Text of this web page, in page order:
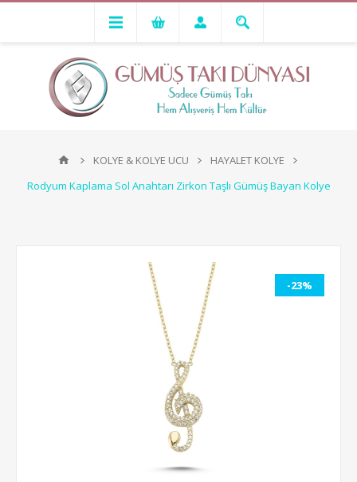
KOLYE & KOLYE UCU
HAYALET KOLYE
Rodyum Kaplama Sol Anahtarı Zirkon Taşlı Gümüş Bayan Kolye
-23%